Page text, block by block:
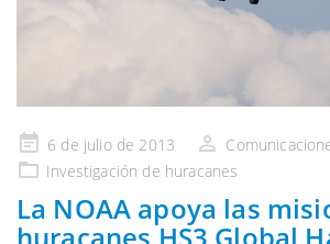
Publicado
en
6 de julio de 2013
Investigación de huracanes
La NOAA apoya las